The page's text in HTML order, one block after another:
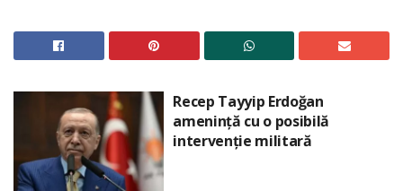
Recep Tayyip Erdoğan
amenință cu o posibilă
intervenție militară